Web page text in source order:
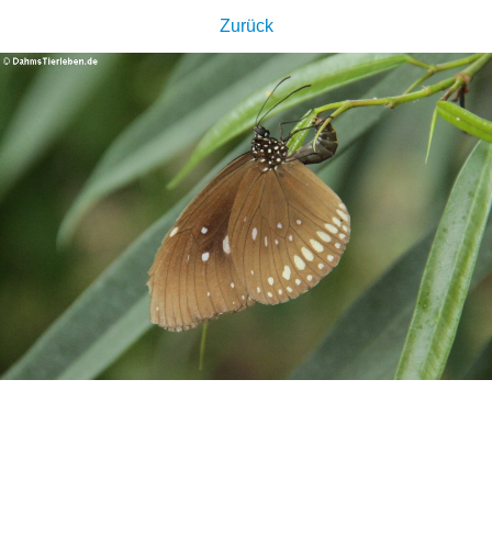
Zurück